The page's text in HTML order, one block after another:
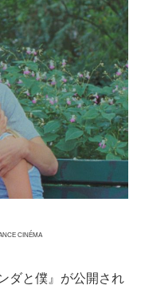
CINÉMA
ダと僕』が公開され